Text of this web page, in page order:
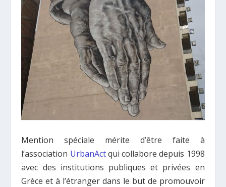
Mention spéciale mérite d’être faite à
l’association UrbanActqui collabore depuis 1998
avec des institutions publiques et privées en
Grèce et à l’étranger dans le but de promouvoir